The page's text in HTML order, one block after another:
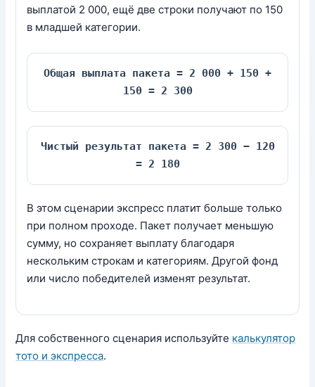
выплатой 2 000, ещё две строки получают по 150
в младшей категории.
Общая выплата пакета = 2 000 + 150 +
150 = 2 300
Чистый результат пакета = 2 300 − 120
= 2 180
В этом сценарии экспресс платит больше только
при полном проходе. Пакет получает меньшую
сумму, но сохраняет выплату благодаря
нескольким строкам и категориям. Другой фонд
или число победителей изменят результат.
Для собственного сценария используйте калькулятор
тото и экспресса.